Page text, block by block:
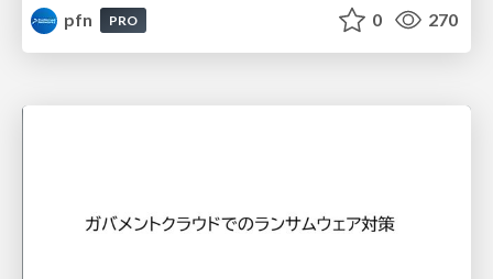
pfn
PRO 0 270